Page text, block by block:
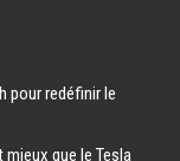
pour redéfinir le
que le Tesla